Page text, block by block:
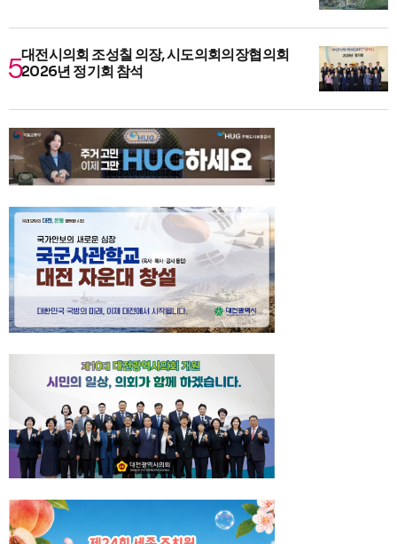
대전시의회 조성칠 의장, 시도의회의장협의회
2026년 정기회 참석